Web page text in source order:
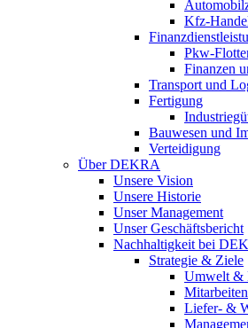
Kfz-
Finanzen
Transport und
Fertigung
Bauwesen und
Verteidigung
Über DEKRA
Unsere Vision
Unsere Historie
Unser Management
Unser Geschäftsbericht
Nachhaltigkeit bei
Strategie & Ziele
Umwelt &
Liefer- &